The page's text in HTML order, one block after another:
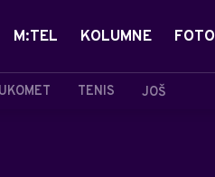
TENIS JOŠ
M:TEL KOLUMNE FOTO